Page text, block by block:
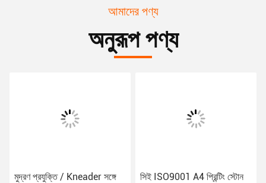
আমাদের পণ্য
অনুরূপ পণ্য
মুদ্রণ প্রযুক্তি / Kneader সঙ্গে
সিই ISO9001 A4 প্রিন্টিং স্টোন